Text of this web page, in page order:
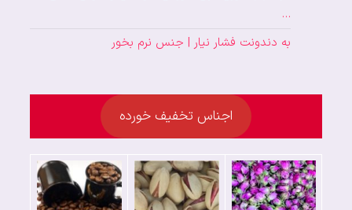
…
به دندونت فشار نیار | جنس نرم بخور
اجناس تخفیف خورده